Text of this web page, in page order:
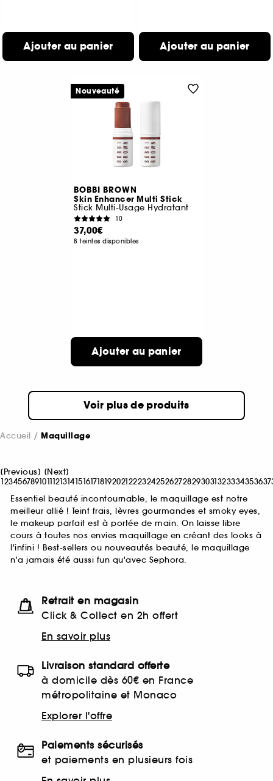
Ajouter au panier Ajouter au panier
BOBBI BROWN
Skin Enhancer Multi Stick
Stick Multi-Usage Hydratant
10
37,00€
8 teintes disponibles
Ajouter au panier
Nouveauté
Voir plus de produits
Accueil Maquillage
[Previous] [Next]
12345678910111213141516171819202122232425262728293031323334353637
Essentiel beauté incontournable, le maquillage est notre
meilleur allié ! Teint frais, lèvres gourmandes et smoky eyes,
le makeup parfait est à portée de main. On laisse libre
cours à toutes nos envies maquillage en créant des looks à
l'infini ! Best-sellers ou nouveautés beauté, le maquillage
n'a jamais été aussi fun qu'avec Sephora.
Retrait en magasin
Click & Collect en 2h offert
En savoir plus
Livraison standard offerte
à domicile dès 60€ en France
métropolitaine et Monaco
Explorer l'offre
Paiements sécurisés
et paiements en plusieurs fois